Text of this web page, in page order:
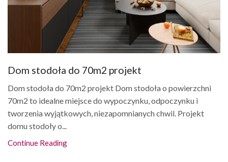
Dom stodoła do 70m2 projekt
Dom stodoła do 70m2 projekt Dom stodoła o powierzchni
70m2 to idealne miejsce do wypoczynku, odpoczynku i
tworzenia wyjątkowych, niezapomnianych chwil. Projekt
domu stodoły o...
Continue Reading